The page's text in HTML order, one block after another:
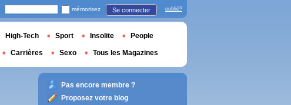
mémorisez Se connecter oublié?
High-Tech Sport Insolite People
Carrières Sexo Tous les Magazines
Pas encore membre ?
Proposez votre blog